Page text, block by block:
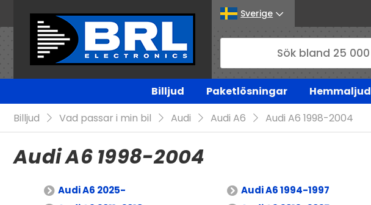
Sverige
Billjud Paketlösningar Hemmaljud
Billjud
Vad passar i min bil Audi Audi A6 Audi A6 1998-2004
Audi A6 1998-2004
Audi A6 2025- Audi A6 1994-1997